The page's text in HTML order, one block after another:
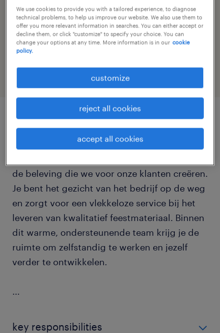
job category
warehousing & distribution
job details
de beleving die we voor onze klanten creëren.
Je bent het gezicht van het bedrijf op de weg
en zorgt voor een vlekkeloze service bij het
leveren van kwalitatief feestmateriaal. Binnen
dit warme, ondersteunende team krijg je de
ruimte om zelfstandig te werken en jezelf
verder te ontwikkelen.
...
key responsibilities
We use cookies to provide you with a tailored experience, to diagnose
technical problems, to help us improve our website. We also use them to
offer you more relevant information in searches. You can either accept or
decline them, or click "customize" to specify your choice. You can
change your options at any time. More information is in our cookie
policy.
customize
reject all cookies
accept all cookies